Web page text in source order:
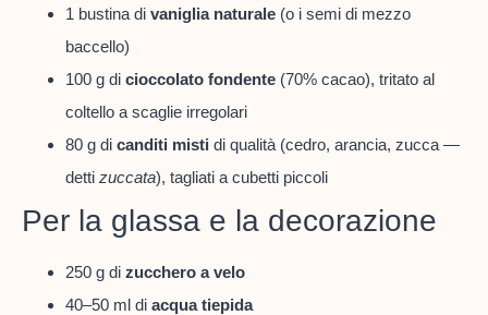
1 bustina di vaniglia naturale (o i semi di mezzo
baccello)
100 g di cioccolato fondente (70% cacao), tritato al
coltello a scaglie irregolari
80 g di canditi misti di qualità (cedro, arancia, zucca —
detti zuccata), tagliati a cubetti piccoli
Per la glassa e la decorazione
250 g di zucchero a velo
40–50 ml di acqua tiepida